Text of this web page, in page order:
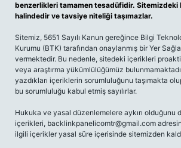
benzerlikleri tamamen tesadüfidir. Sitemizdeki
halindedir ve tavsiye niteliği taşımazlar.
Sitemiz, 5651 Sayılı Kanun gereğince Bilgi
Kurumu (BTK) tarafından onaylanmış bir Yer
vermektedir. Bu nedenle, sitedeki içerikleri
veya araştırma yükümlülüğümüz
yazdıkları içeriklerin sorumluluğunu taşımakta
bu sorumluluğu kabul etmiş sayılırlar.
Hukuka ve yasal düzenlemelere aykırı olduğunu
içerikleri, backlinkpanelicomtr@gmail.com
ilgili içerikler yasal süre içerisinde sitemizden